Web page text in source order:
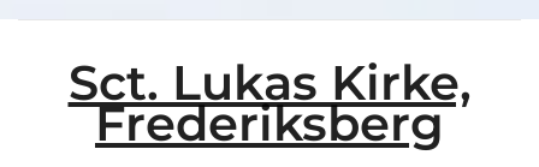
Sct. Lukas Kirke,
Frederiksberg